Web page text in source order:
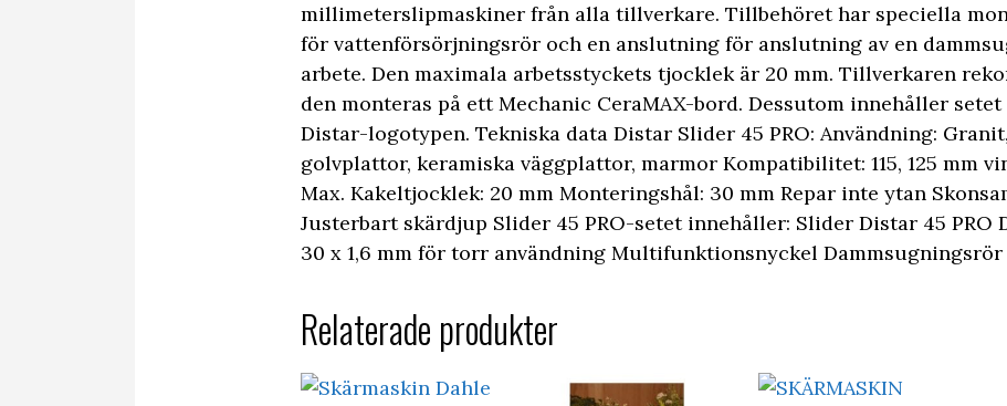
millimeterslipmaskiner från alla tillverkare. Tillbehöret har speciella
för vattenförsörjningsrör och en anslutning för anslutning av en
arbete. Den maximala arbetsstyckets tjocklek är 20 mm. Tillverkaren
den monteras på ett Mechanic CeraMAX-bord. Dessutom innehåller
Distar-logotypen. Tekniska data Distar Slider 45 PRO: Användning:
golvplattor, keramiska väggplattor, marmor Kompatibilitet: 115, 125 mm
Max. Kakeltjocklek: 20 mm Monteringshål: 30 mm Repar inte ytan
Justerbart skärdjup Slider 45 PRO-setet innehåller: Slider Distar 45 PRO
30 x 1,6 mm för torr användning Multifunktionsnyckel
Relaterade produkter